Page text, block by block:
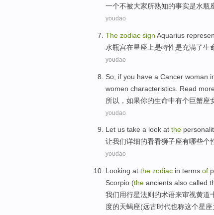
一个不被大家所熟知的事实是水瓶
youdao
The zodiac sign Aquarius
水瓶宫在星座 上是特性是充满了生
youdao
So if you have a Cancer woman
women characteristics Read
所以 ， 如果你的生命中有个巨蟹座
youdao
Let us take a look at the
让我们详细的看看狮子座有哪些个
youdao
Looking at the zodiac in terms of
Scorpio (the ancients also called
我们用行星法则 的术语来审视黄道
度的天蝎座(远古时代也称这个星座